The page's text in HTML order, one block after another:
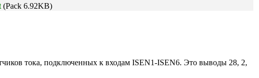
(Pack 6.92KB)
тока, подключенных к входам ISEN1-ISEN6. Это выводы 28, 2,